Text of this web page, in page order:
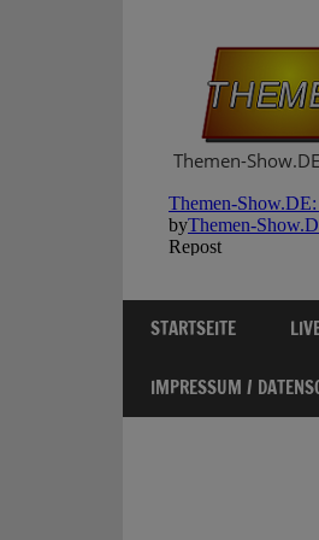
Themen-
STARTSEITE
IMPRESSUM /